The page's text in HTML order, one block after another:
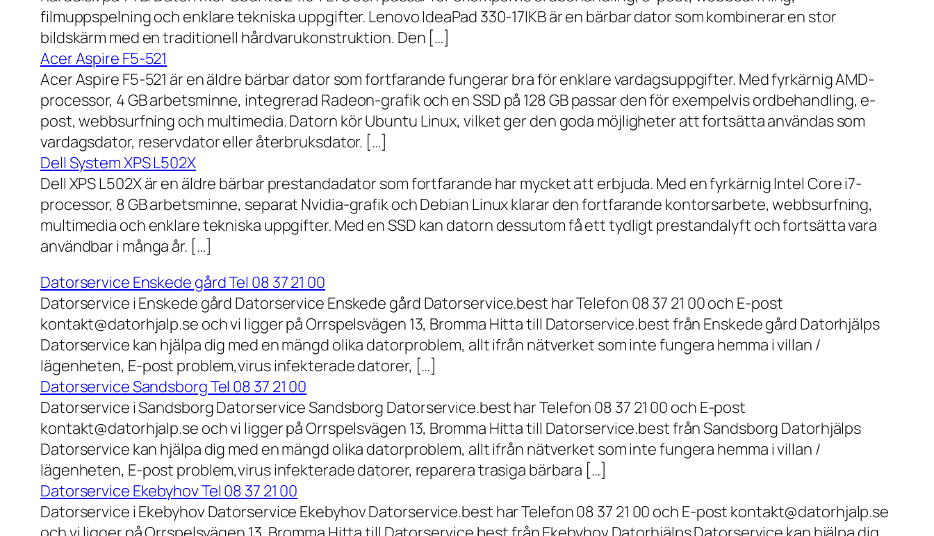
filmuppspelning och enklare tekniska uppgifter. Lenovo IdeaPad 330-17IKB är en bärbar dator som kombinerar en stor
bildskärm med en traditionell hårdvarukonstruktion. Den […]
Acer Aspire F5-521
Acer Aspire F5-521 är en äldre bärbar dator som fortfarande fungerar bra för enklare vardagsuppgifter. Med fyrkärnig AMD-
processor, 4 GB arbetsminne, integrerad Radeon-grafik och en SSD på 128 GB passar den för exempelvis ordbehandling, e-
post, webbsurfning och multimedia. Datorn kör Ubuntu Linux, vilket ger den goda möjligheter att fortsätta användas som
vardagsdator, reservdator eller återbruksdator. […]
Dell System XPS L502X
Dell XPS L502X är en äldre bärbar prestandadator som fortfarande har mycket att erbjuda. Med en fyrkärnig Intel Core i7-
processor, 8 GB arbetsminne, separat Nvidia-grafik och Debian Linux klarar den fortfarande kontorsarbete, webbsurfning,
multimedia och enklare tekniska uppgifter. Med en SSD kan datorn dessutom få ett tydligt prestandalyft och fortsätta vara
användbar i många år. […]
Datorservice Enskede gård Tel 08 37 21 00
Datorservice i Enskede gård Datorservice Enskede gård Datorservice.best har Telefon 08 37 21 00 och E-post
kontakt@datorhjalp.se och vi ligger på Orrspelsvägen 13, Bromma Hitta till Datorservice.best från Enskede gård Datorhjälps
Datorservice kan hjälpa dig med en mängd olika datorproblem, allt ifrån nätverket som inte fungera hemma i villan /
lägenheten, E-post problem,virus infekterade datorer, […]
Datorservice Sandsborg Tel 08 37 21 00
Datorservice i Sandsborg Datorservice Sandsborg Datorservice.best har Telefon 08 37 21 00 och E-post
kontakt@datorhjalp.se och vi ligger på Orrspelsvägen 13, Bromma Hitta till Datorservice.best från Sandsborg Datorhjälps
Datorservice kan hjälpa dig med en mängd olika datorproblem, allt ifrån nätverket som inte fungera hemma i villan /
lägenheten, E-post problem,virus infekterade datorer, reparera trasiga bärbara […]
Datorservice Ekebyhov Tel 08 37 21 00
Datorservice i Ekebyhov Datorservice Ekebyhov Datorservice.best har Telefon 08 37 21 00 och E-post kontakt@datorhjalp.se